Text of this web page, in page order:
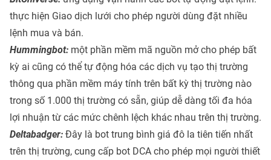
thực hiện Giao dịch lưới cho phép người dùng đặt nhiều
lệnh mua và bán.
Hummingbot: một phần mềm mã nguồn mở cho phép bất
kỳ ai cũng có thể tự động hóa các dịch vụ tạo thị trường
thông qua phần mềm máy tính trên bất kỳ thị trường nào
trong số 1.000 thị trường có sẵn, giúp dễ dàng tối đa hóa
lợi nhuận từ các mức chênh lệch khác nhau trên thị trường.
Deltabadger: Đây là bot trung bình giá đô la tiên tiến nhất
trên thị trường, cung cấp bot DCA cho phép mọi người thiết